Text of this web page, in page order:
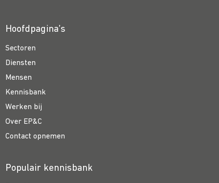
Hoofdpagina’s
Sectoren
Diensten
Mensen
Kennisbank
Werken bij
Over EP&C
Contact opnemen
Populair kennisbank